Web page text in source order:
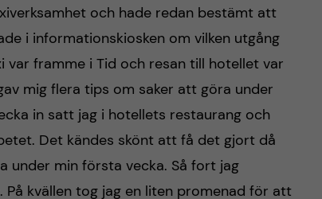
och hade redan bestämt att
i informationskiosken om vilken utgång
framme i Tid och resan till hotellet var
mig flera tips om saker att göra under
in satt jag i hotellets restaurang och
Det kändes skönt att få det gjort då
under min första vecka. Så fort jag
kvällen tog jag en liten promenad för att